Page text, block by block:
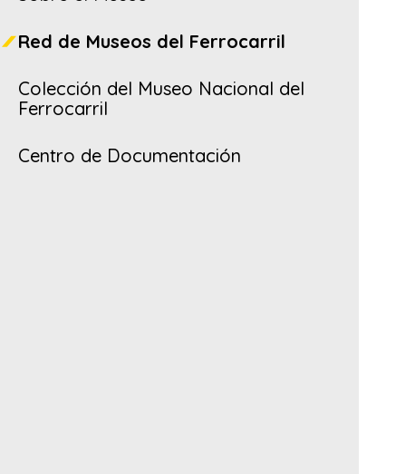
Red de Museos del Ferrocarril
Colección del Museo Nacional del
Ferrocarril
Centro de Documentación